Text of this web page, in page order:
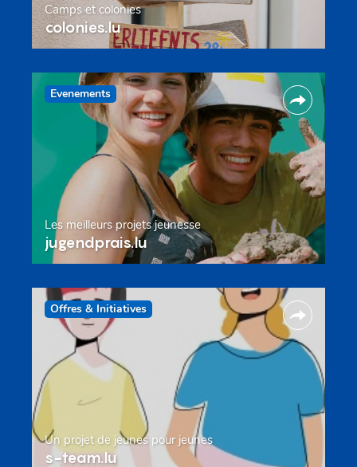
Camps et colonies
colonies.lu
Evenements
Les meilleurs projets jeunesse
jugendprais.lu
Offres & Initiatives
Un projet de jeunes pour jeunes
s-team.lu